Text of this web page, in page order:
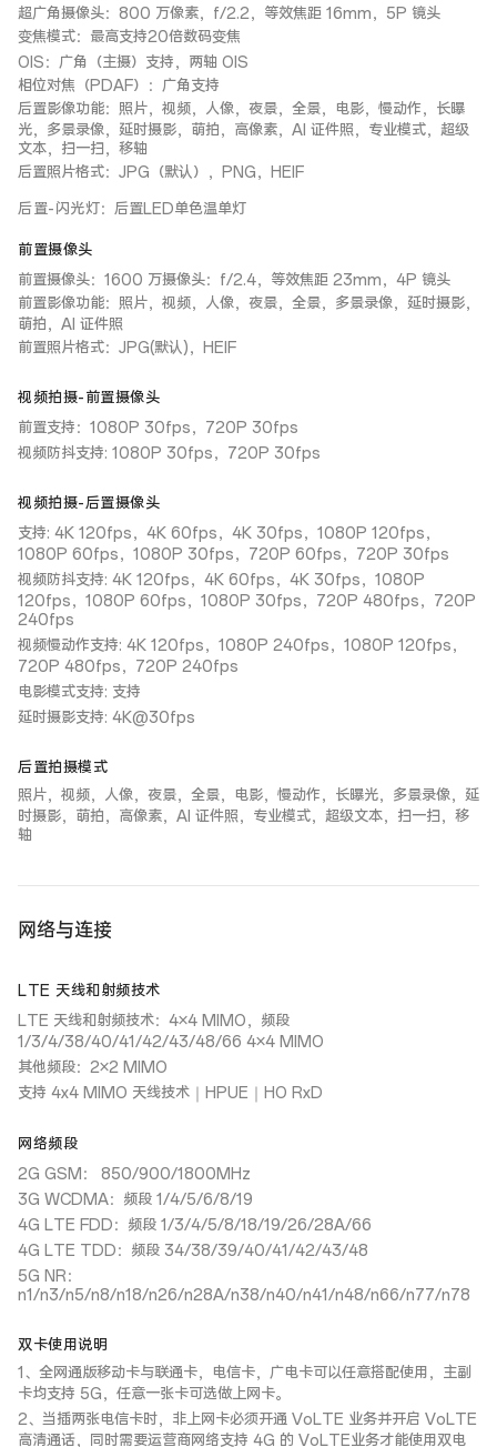
超广角摄像头：800 万像素，f/2.2，等效焦距 16mm，5P 镜头
变焦模式：最高支持20倍数码变焦
OIS：广角（主摄）支持，两轴 OIS
相位对焦（PDAF）：广角支持
后置影像功能：照片，视频，人像，夜景，全景，电影，慢动作，长曝
光，多景录像，延时摄影，萌拍，高像素，AI 证件照，专业模式，超级
文本，扫一扫，移轴
后置照片格式：JPG（默认），PNG，HEIF
后置-闪光灯： 后置LED单色温单灯
前置摄像头
前置摄像头：1600 万摄像头：f/2.4，等效焦距 23mm，4P 镜头
前置影像功能：照片，视频，人像，夜景，全景，多景录像，延时摄影，
萌拍，AI 证件照
前置照片格式：JPG(默认)，HEIF
视频拍摄-前置摄像头
前置支持：1080P 30fps，720P 30fps
视频防抖支持: 1080P 30fps，720P 30fps
视频拍摄-后置摄像头
支持: 4K 120fps，4K 60fps，4K 30fps，1080P 120fps，
1080P 60fps，1080P 30fps，720P 60fps，720P 30fps
视频防抖支持: 4K 120fps，4K 60fps，4K 30fps，1080P
120fps，1080P 60fps，1080P 30fps，720P 480fps，720P
240fps
视频慢动作支持: 4K 120fps，1080P 240fps，1080P 120fps，
720P 480fps，720P 240fps
电影模式支持: 支持
延时摄影支持: 4K@30fps
后置拍摄模式
照片，视频，人像，夜景，全景，电影，慢动作，长曝光，多景录像，延
时摄影，萌拍，高像素，AI 证件照，专业模式，超级文本，扫一扫，移
轴
网络与连接
LTE 天线和射频技术
LTE 天线和射频技术：4×4 MIMO，频段
1/3/4/38/40/41/42/43/48/66 4×4 MIMO
其他频段：2×2 MIMO
支持 4x4 MIMO 天线技术｜HPUE｜HO RxD
网络频段
2G GSM： 850/900/1800MHz
3G WCDMA：频段 1/4/5/6/8/19
4G LTE FDD：频段 1/3/4/5/8/18/19/26/28A/66
4G LTE TDD：频段 34/38/39/40/41/42/43/48
5G NR：
n1/n3/n5/n8/n18/n26/n28A/n38/n40/n41/n48/n66/n77/n78
双卡使用说明
1、全网通版移动卡与联通卡，电信卡，广电卡可以任意搭配使用，主副
卡均支持 5G，任意一张卡可选做上网卡。
2、当插两张电信卡时，非上网卡必须开通 VoLTE 业务并开启 VoLTE
高清通话，同时需要运营商网络支持 4G 的 VoLTE业务才能使用双电